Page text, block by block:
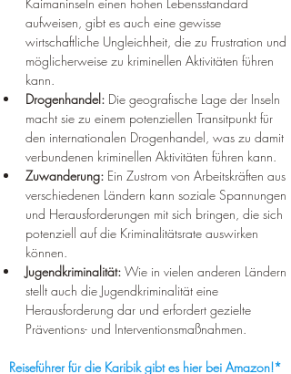
aufweisen, gibt es auch eine gewisse
wirtschaftliche Ungleichheit, die zu Frustration und
möglicherweise zu kriminellen Aktivitäten führen
kann.
Drogenhandel: Die geografische Lage der Inseln
macht sie zu einem potenziellen Transitpunkt für
den internationalen Drogenhandel, was zu damit
verbundenen kriminellen Aktivitäten führen kann.
Zuwanderung: Ein Zustrom von Arbeitskräften aus
verschiedenen Ländern kann soziale Spannungen
und Herausforderungen mit sich bringen, die sich
potenziell auf die Kriminalitätsrate auswirken
können.
Jugendkriminalität: Wie in vielen anderen Ländern
stellt auch die Jugendkriminalität eine
Herausforderung dar und erfordert gezielte
Präventions- und Interventionsmaßnahmen.
Reiseführer für die Karibik gibt es hier bei Amazon!*